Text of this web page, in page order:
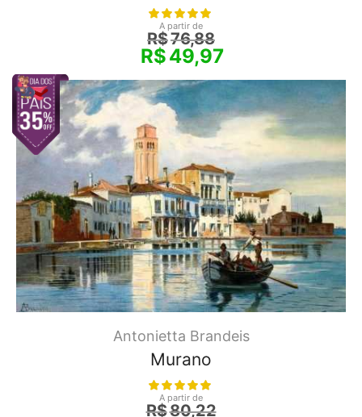
A partir de
R$76,88
R$49,97
Antonietta Brandeis
Murano
A partir de
R$80,22